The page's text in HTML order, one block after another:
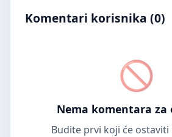
Komentari korisnika (0)
Nema komentara za
Budite prvi koji će